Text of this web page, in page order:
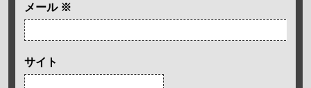
メール ※
サイト